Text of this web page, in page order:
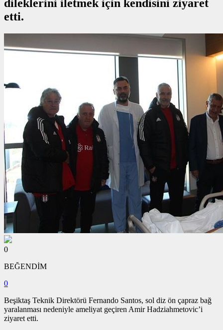
dileklerini iletmek için kendisini ziyaret
etti.
0
BEĞENDİM
0
Beşiktaş Teknik Direktörü Fernando Santos, sol diz ön çapraz bağ
yaralanması nedeniyle ameliyat geçiren Amir Hadziahmetovic’i
ziyaret etti.